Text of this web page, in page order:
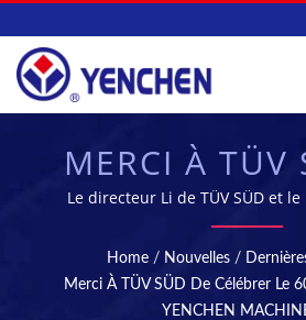
MERCI À TÜV
CÉLÉBRER
YENCHEN
Le directeur Li de TÜV SÜD et
YENCHEN MACHINERY posent
YENCHEN MACHINERY CO., LTD.
fabrication de machines
ans.
Home / Nouvelles /
Merci À TÜV SÜD De Célébrer Le
YENCHEN